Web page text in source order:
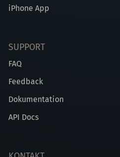
iPhone App
SUPPORT
FAQ
Feedback
Dokumentation
API Docs